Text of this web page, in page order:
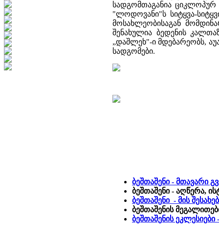
სადგომთაგანია
"ლოდოვანი"ს სიტყვა-
მოსახლეობისაგან
შენახულია ბედენის
„დაშლეხ"-ი მდებარეობს,
სადგომები.
ბეშთაშენი - მთავარი
ბეშთაშენი - აღწერა,
ბეშთაშენი - მის
ბეშთაშენის
ბეშთაშენის